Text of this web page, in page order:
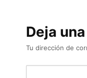
Deja
Tu dirección de